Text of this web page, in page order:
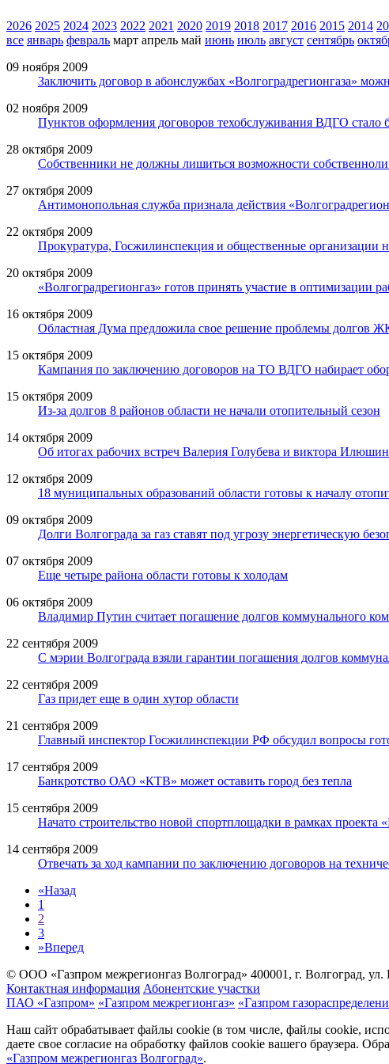
2026 2025 2024 2023 2022 2021 2020 2019 2018 2017 2016 2015 2014
все январь февраль март апрель май июнь июль август сентябрь
09 ноября 2009
Заключить договор в абонслужбах «Волгоградрегионгаза»
02 ноября 2009
Пунктов оформления договоров техобслуживания ВДГО стало
28 октября 2009
Собственники не должны лишиться возможности
27 октября 2009
Антимонопольная служба признала действия
22 октября 2009
Прокуратура, Госжилинспекция и общественные организации
20 октября 2009
«Волгоградрегионгаз» готов принять участие в
16 октября 2009
Областная Дума предложила свое решение проблемы долгов
15 октября 2009
Кампания по заключению договоров на ТО ВДГО набирает
15 октября 2009
Из-за долгов 8 районов области не начали отопительный сезон
14 октября 2009
Об итогах рабочих встреч Валерия Голубева и виктора
12 октября 2009
18 муниципальных образований области готовы к началу
09 октября 2009
Долги Волгограда за газ ставят под угрозу энергетическую
07 октября 2009
Еще четыре района области готовы к холодам
06 октября 2009
Владимир Путин считает погашение долгов коммунального
22 сентября 2009
С мэрии Волгограда взяли гарантии погашения долгов
22 сентября 2009
Газ придет еще в один хутор области
21 сентября 2009
Главный инспектор Госжилинспекции РФ обсудил вопросы
17 сентября 2009
Банкротство ОАО «КТВ» может оставить город без тепла
15 сентября 2009
Начато строительство новой спортплощадки в рамках проекта
14 сентября 2009
Отвечать за ход кампании по заключению договоров на
«Назад
1
2
3
»Вперед
© ООО «Газпром межрегионгаз Волгоград» 400001, г. Волгоград, ул.
Контактная информация Абонентские участки
ПАО «Газпром» «Газпром межрегионгаз» «Газпром
Наш сайт обрабатывает файлы cookie (в том числе, файлы cookie,
даете свое согласие на обработку файлов cookie вашего браузера.
«Газпром межрегионгаз Волгоград».